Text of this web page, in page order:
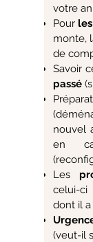
votre
Pour
monte,
de
Savoir
passé
nouvel
en
Les
celui-
dont il
(veut-il